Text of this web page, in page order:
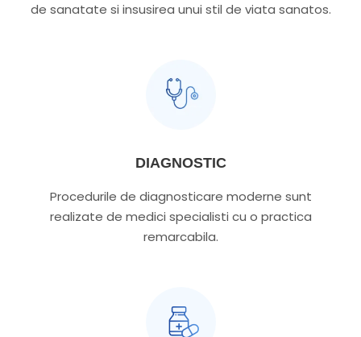
de sanatate si insusirea unui stil de viata sanatos.
DIAGNOSTIC
Procedurile de diagnosticare moderne sunt
realizate de medici specialisti cu o practica
remarcabila.